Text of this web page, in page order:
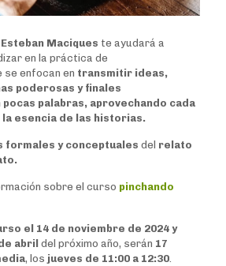
Maciques te ayudará a
en la práctica de
se enfocan en transmitir ideas,
poderosas y finales
palabras, aprovechando cada
la esencia de las historias.
formales y conceptuales del relato
sobre el curso pinchando
el 14 de noviembre de 2024 y
abril del próximo año, serán 17
, los jueves de 11:00 a 12:30.